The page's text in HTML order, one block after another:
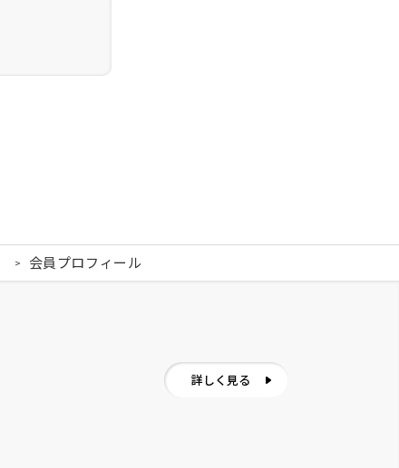
会員プロフィール
詳しく見る